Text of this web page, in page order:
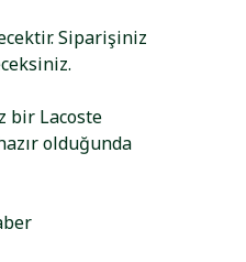
Siparişiniz
bir Lacoste
olduğunda